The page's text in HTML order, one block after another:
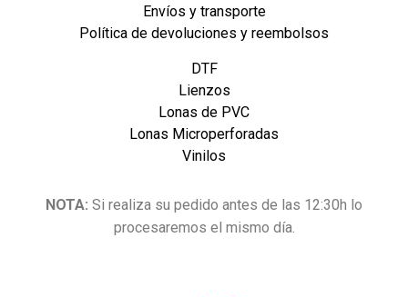
Envíos y transporte
Política de devoluciones y reembolsos
DTF
Lienzos
Lonas de PVC
Lonas Microperforadas
Vinilos
NOTA: Si realiza su pedido antes de las 12:30h lo
procesaremos el mismo día.